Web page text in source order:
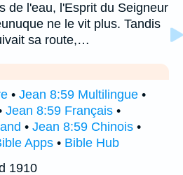
de l'eau, l'Esprit du Seigneur
ne le vit plus. Tandis
sa route,…
• Jean 8:59 Multilingue •
Jean 8:59 Français •
• Jean 8:59 Chinois •
Apps • Bible Hub
1910